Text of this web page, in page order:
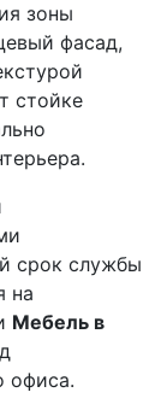
зоны
фасад,
стойке
срок службы
на
Мебель в
офиса.